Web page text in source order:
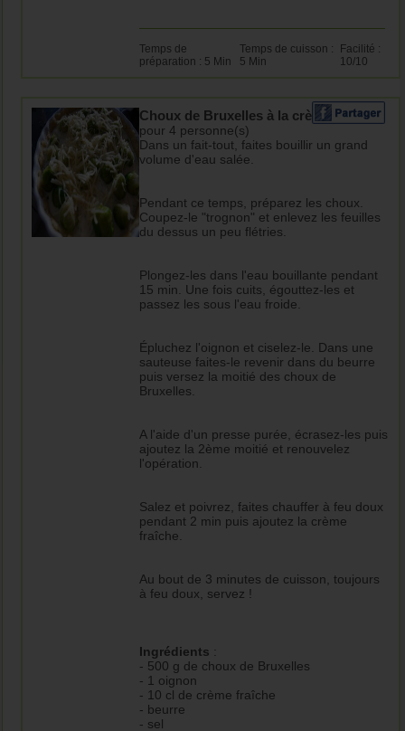
Temps de
préparation : 5 Min
Temps de cuisson :
5 Min
Facilité :
10/10
Choux de Bruxelles à la crème
pour 4 personne(s)
Dans un fait-tout, faites bouillir un grand
volume d'eau salée.
Pendant ce temps, préparez les choux.
Coupez-le "trognon" et enlevez les feuilles
du dessus un peu flétries.
Plongez-les dans l'eau bouillante pendant
15 min. Une fois cuits, égouttez-les et
passez les sous l'eau froide.
Épluchez l'oignon et ciselez-le. Dans une
sauteuse faites-le revenir dans du beurre
puis versez la moitié des choux de
Bruxelles.
A l'aide d'un presse purée, écrasez-les puis
ajoutez la 2ème moitié et renouvelez
l'opération.
Salez et poivrez, faites chauffer à feu doux
pendant 2 min puis ajoutez la crème
fraîche.
Au bout de 3 minutes de cuisson, toujours
à feu doux, servez !
Ingrédients :
- 500 g de choux de Bruxelles
- 1 oignon
- 10 cl de crème fraîche
- beurre
- sel